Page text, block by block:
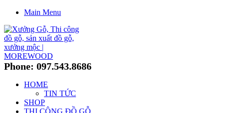
Main Menu
Phone: 097.543.8686
HOME
TIN TỨC
SHOP
THI CÔNG ĐỒ GỖ